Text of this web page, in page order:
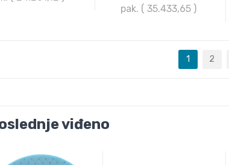
pak. ( 35.433,65 )
1 2
viđeno